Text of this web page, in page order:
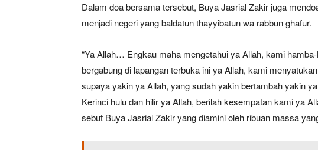
News Week
Dalam doa bersama tersebut, Buya Jasrial Zakir juga
menjadi negeri yang baldatun thayyibatun wa rabbun ghafur.
“Ya Allah… Engkau maha mengetahui ya Allah, kami
bergabung di lapangan terbuka ini ya Allah, kami
supaya yakin ya Allah, yang sudah yakin bertambah yakin
Kerinci hulu dan hilir ya Allah, berilah kesempatan kami ya
sebut Buya Jasrial Zakir yang diamini oleh ribuan massa